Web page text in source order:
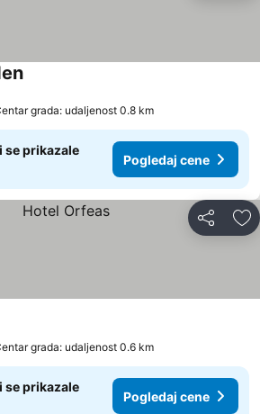
grada: udaljenost 0.8 km
se prikazale
Pogledaj cene
Deli
grada: udaljenost 0.6 km
se prikazale
Pogledaj cene